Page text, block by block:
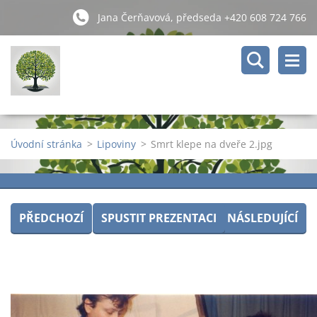
Jana Čerňavová, předseda +420 608 724 766
Úvodní stránka > Lipoviny > Smrt klepe na dveře 2.jpg
PŘEDCHOZÍ SPUSTIT PREZENTACI NÁSLEDUJÍCÍ